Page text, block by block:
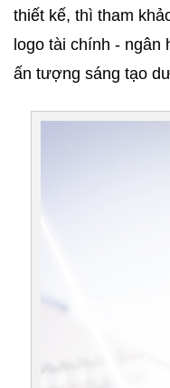
thiết kế, thì tham
logo tài chính - ngân
ấn tượng sáng tạo